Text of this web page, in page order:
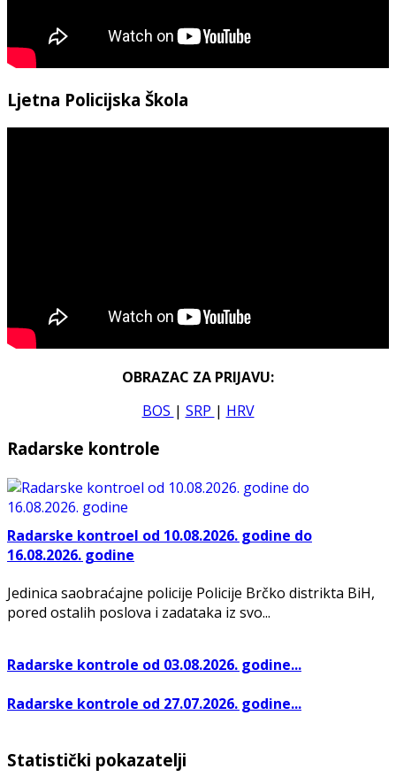
Ljetna Policijska Škola
OBRAZAC ZA PRIJAVU:
BOS | SRP | HRV
Radarske kontrole
Radarske kontroel od 10.08.2026. godine do
16.08.2026. godine
Jedinica saobraćajne policije Policije Brčko distrikta BiH,
pored ostalih poslova i zadataka iz svo...
Radarske kontrole od 03.08.2026. godine...
Radarske kontrole od 27.07.2026. godine...
Statistički pokazatelji